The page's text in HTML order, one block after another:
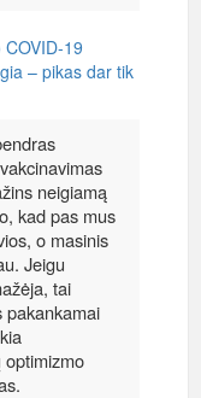
19
– pikas dar tik
neigiamą
kad pas mus
o masinis
Jeigu
tai
pakankamai
optimizmo